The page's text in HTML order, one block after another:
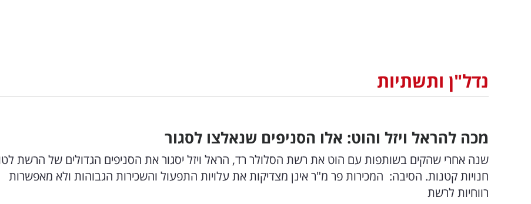
נדל"ן ותשתיות
מכה להראל ויזל והוט: אלו הסניפים שנאלצו לסגור
שנה אחרי שהקים בשותפות עם הוט את רשת הסלולר רד, הראל ויזל יסגור את הסניפים הגדולים של הרשת
חנויות קטנות. הסיבה: המכירות פר מ"ר אינן מצדיקות את עלויות התפעול והשכירות הגבוהות ולא מאפשרות
רווחיות לרשת